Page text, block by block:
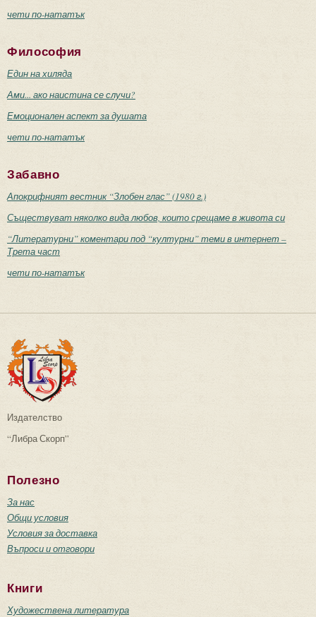
чети по-нататък
Философия
Един на хиляда
Ами... ако наистина се случи?
Емоционален аспект за душата
чети по-нататък
Забавно
Апокрифният вестник “Злобен глас” (1980 г.)
Съществуват няколко вида любов, които срещаме в живота си
“Литературни” коментари под “културни” теми в интернет –
Трета част
чети по-нататък
Издателство
“Либра Скорп”
Полезно
За нас
Общи условия
Условия за доставка
Въпроси и отговори
Книги
Художествена литература